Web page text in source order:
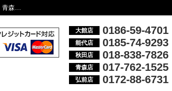
大館能代空港情報ページ｜大館市・能代市・秋田市・青森市・弘前市の不動産情報なら株式会社リブエス
大館店 0186-59-4701
能代店 0185-74-9293
秋田店 018-838-7826
青森店 017-762-1525
弘前店 0172-88-6731